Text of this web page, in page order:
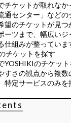
ケットが取れなか
通センター」など
望のチケットが見
ーツまで、幅広い
組みが整っていま
チケットを探す
YOSHIKIのチケット
さの観点から複数
特定サービスのみ